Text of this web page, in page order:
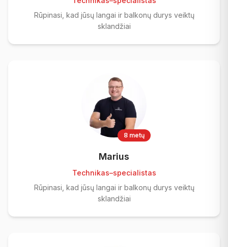
Rūpinasi, kad jūsų langai ir balkonų durys veiktų
sklandžiai
8 metų
Marius
Technikas–specialistas
Rūpinasi, kad jūsų langai ir balkonų durys veiktų
sklandžiai